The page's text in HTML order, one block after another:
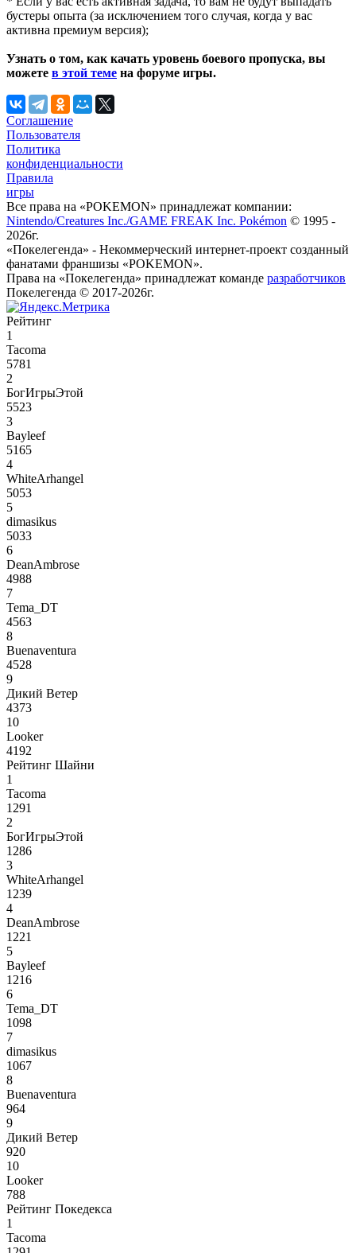
бустеры опыта (за исключением того случая, когда у вас
активна премиум версия);
Узнать о том, как качать уровень боевого пропуска, вы
можете в этой теме на форуме игры.
Соглашение
Пользователя
Политика
конфиденциальности
Правила
игры
Все права на «POKEMON» принадлежат компании:
Nintendo/Creatures Inc./GAME FREAK Inc. Pokémon © 1995 -
2026г.
«Покелегенда» - Некоммерческий интернет-проект созданный
фанатами франшизы «POKEMON».
Права на «Покелегенда» принадлежат команде разработчиков
Покелегенда © 2017-2026г.
Рейтинг
1
Tacoma
5781
2
БогИгрыЭтой
5523
3
Bayleef
5165
4
WhiteArhangel
5053
5
dimasikus
5033
6
DeanAmbrose
4988
7
Tema_DT
4563
8
Buenaventura
4528
9
Дикий Ветер
4373
10
Looker
4192
Рейтинг Шайни
1
Tacoma
1291
2
БогИгрыЭтой
1286
3
WhiteArhangel
1239
4
DeanAmbrose
1221
5
Bayleef
1216
6
Tema_DT
1098
7
dimasikus
1067
8
Buenaventura
964
9
Дикий Ветер
920
10
Looker
788
Рейтинг Покедекса
1
Tacoma